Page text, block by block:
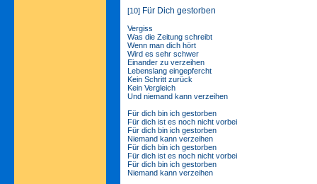
[10] Für Dich gestorben
Vergiss
Was die Zeitung schreibt
Wenn man dich hört
Wird es sehr schwer
Einander zu verzeihen
Lebenslang eingepfercht
Kein Schritt zurück
Kein Vergleich
Und niemand kann verzeihen
Für dich bin ich gestorben
Für dich ist es noch nicht vorbei
Für dich bin ich gestorben
Niemand kann verzeihen
Für dich bin ich gestorben
Für dich ist es noch nicht vorbei
Für dich bin ich gestorben
Niemand kann verzeihen